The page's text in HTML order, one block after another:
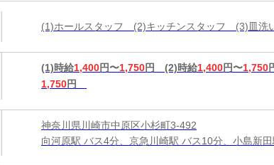
(1)ホールスタッフ (2)キッチンスタッフ (3)皿洗
(1)時給1,400円〜1,750円 (2)時給1,400円〜1,750
1,750円
神奈川県川崎市中原区小杉町3-492
向河原駅 バス4分、京急川崎駅 バス10分、小島新